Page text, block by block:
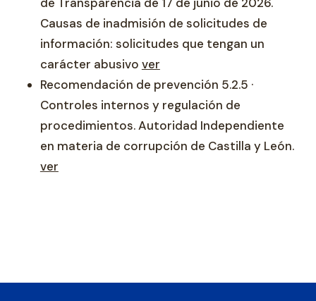
Causas de inadmisión de solicitudes de
información: solicitudes que tengan un
carácter abusivo ver
Recomendación de prevención 5.2.5 ·
Controles internos y regulación de
procedimientos. Autoridad Independiente
en materia de corrupción de Castilla y León.
ver